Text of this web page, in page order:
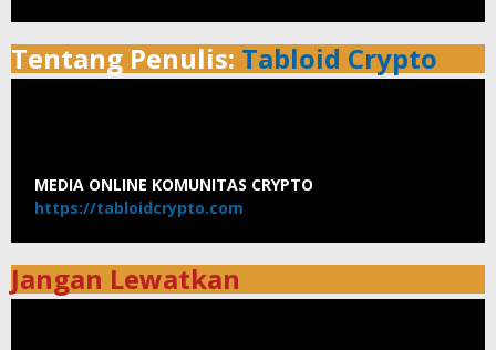
Tentang Penulis: Tabloid Crypto
MEDIA ONLINE KOMUNITAS CRYPTO
https://tabloidcrypto.com
Jangan Lewatkan